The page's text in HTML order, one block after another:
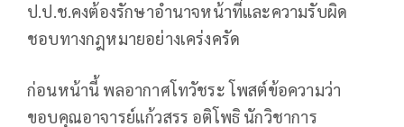
ป.ป.ช.คงต้องรักษาอำนาจหน้าที่และความรับผิด
ชอบทางกฎหมายอย่างเคร่งครัด
ก่อนหน้านี้ พลอากาศโทวัชระ โพสต์ข้อความว่า
ขอบคุณอาจารย์แก้วสรร อติโพธิ นักวิชาการ